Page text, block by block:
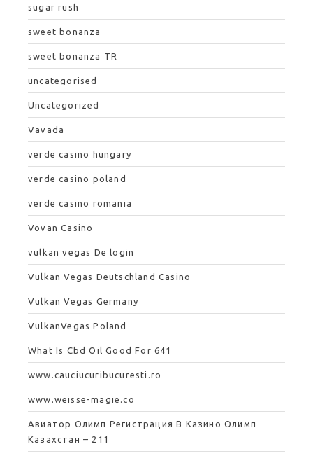
sugar rush
sweet bonanza
sweet bonanza TR
uncategorised
Uncategorized
Vavada
verde casino hungary
verde casino poland
verde casino romania
Vovan Casino
vulkan vegas De login
Vulkan Vegas Deutschland Casino
Vulkan Vegas Germany
VulkanVegas Poland
What Is Cbd Oil Good For 641
www.cauciucuribucuresti.ro
www.weisse-magie.co
Авиатор Олимп Регистрация В Казино Олимп
Казахстан – 211